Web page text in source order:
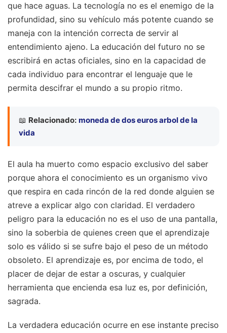
que hace aguas. La tecnología no es el enemigo de la
profundidad, sino su vehículo más potente cuando se
maneja con la intención correcta de servir al
entendimiento ajeno. La educación del futuro no se
escribirá en actas oficiales, sino en la capacidad de
cada individuo para encontrar el lenguaje que le
permita descifrar el mundo a su propio ritmo.
📖 Relacionado: moneda de dos euros arbol de la
vida
El aula ha muerto como espacio exclusivo del saber
porque ahora el conocimiento es un organismo vivo
que respira en cada rincón de la red donde alguien se
atreve a explicar algo con claridad. El verdadero
peligro para la educación no es el uso de una pantalla,
sino la soberbia de quienes creen que el aprendizaje
solo es válido si se sufre bajo el peso de un método
obsoleto. El aprendizaje es, por encima de todo, el
placer de dejar de estar a oscuras, y cualquier
herramienta que encienda esa luz es, por definición,
sagrada.
La verdadera educación ocurre en ese instante preciso